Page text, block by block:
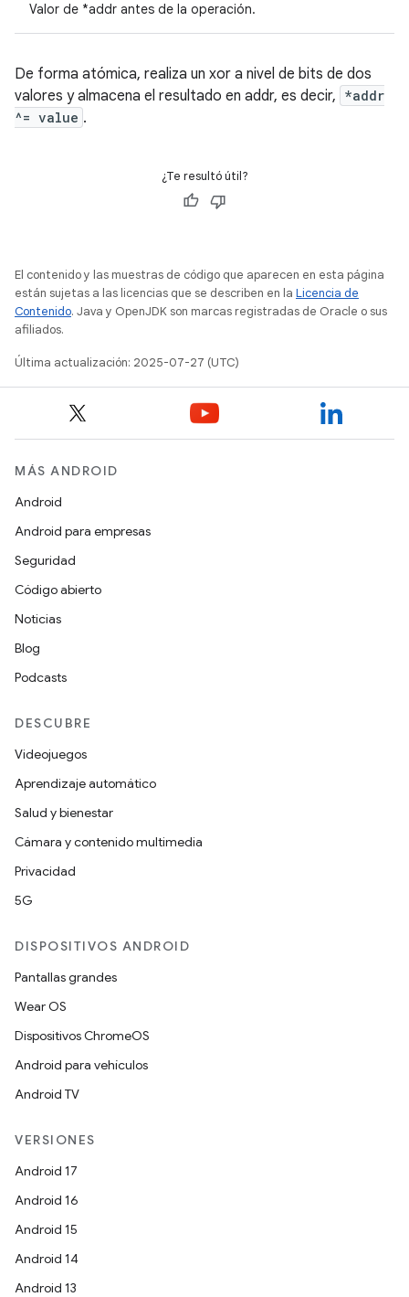
Valor de *addr antes de la operación.
De forma atómica, realiza un xor a nivel de bits de dos
valores y almacena el resultado en addr, es decir, *addr
^= value .
¿Te resultó útil?
El contenido y las muestras de código que aparecen en esta página
están sujetas a las licencias que se describen en la Licencia de
Contenido. Java y OpenJDK son marcas registradas de Oracle o sus
afiliados.
Última actualización: 2025-07-27 (UTC)
MÁS ANDROID
Android
Android para empresas
Seguridad
Código abierto
Noticias
Blog
Podcasts
DESCUBRE
Videojuegos
Aprendizaje automático
Salud y bienestar
Cámara y contenido multimedia
Privacidad
5G
DISPOSITIVOS ANDROID
Pantallas grandes
Wear OS
Dispositivos ChromeOS
Android para vehículos
Android TV
VERSIONES
Android 17
Android 16
Android 15
Android 14
Android 13